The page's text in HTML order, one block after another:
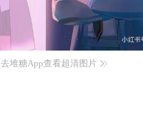
去堆糖App查看超清图片